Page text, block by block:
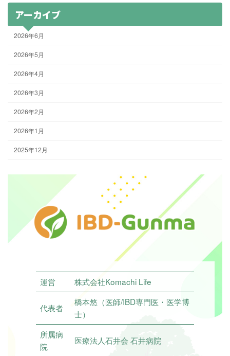
アーカイブ
2026年6月
2026年5月
2026年4月
2026年3月
2026年2月
2026年1月
2025年12月
運営 株式会社Komachi Life
代表者
橋本悠（医師/IBD専門医・医学博
士）
所属病
院
医療法人石井会 石井病院